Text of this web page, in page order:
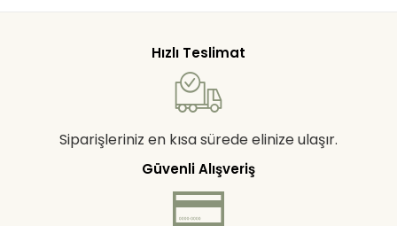
Hızlı Teslimat
Siparişleriniz en kısa sürede elinize ulaşır.
Güvenli Alışveriş